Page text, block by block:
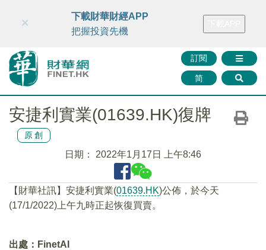
財華智庫網 FINTV FINMETA 財華證券 媒體矩陣
訂閱
简
×
下載財華財經APP
把握投資先機
安捷利實業(01639.HK)復牌
原創
日期： 2022年1月17日 上午8:46
【財華社訊】安捷利實業(01639.HK)公佈，於今天
(17/1/2022)上午九時正起恢復買賣。
出處：FinetAI